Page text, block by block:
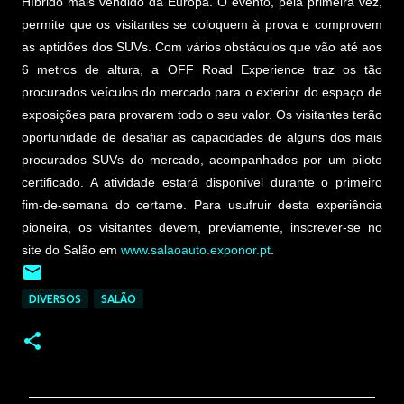
permite que os visitantes se coloquem à prova e comprovem
as aptidões dos SUVs. Com vários obstáculos que vão até aos
6 metros de altura, a OFF Road Experience traz os tão
procurados veículos do mercado para o exterior do espaço de
exposições para provarem todo o seu valor. Os visitantes terão
oportunidade de desafiar as capacidades de alguns dos mais
procurados SUVs do mercado, acompanhados por um piloto
certificado. A atividade estará disponível durante o primeiro
fim-de-semana do certame. Para usufruir desta experiência
pioneira, os visitantes devem, previamente, inscrever-se no
site do Salão em www.salaoauto.exponor.pt
DIVERSOS SALÃO